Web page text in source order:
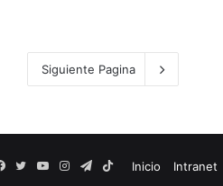
Siguiente Pagina
Inicio Intranet
Facebook
TwitterYouTubeInstagramTelegram
TikTok